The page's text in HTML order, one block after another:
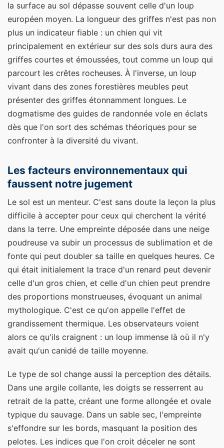
la surface au sol dépasse souvent celle d'un loup
européen moyen. La longueur des griffes n'est pas non
plus un indicateur fiable : un chien qui vit
principalement en extérieur sur des sols durs aura des
griffes courtes et émoussées, tout comme un loup qui
parcourt les crêtes rocheuses. À l'inverse, un loup
vivant dans des zones forestières meubles peut
présenter des griffes étonnamment longues. Le
dogmatisme des guides de randonnée vole en éclats
dès que l'on sort des schémas théoriques pour se
confronter à la diversité du vivant.
Les facteurs environnementaux qui
faussent notre jugement
Le sol est un menteur. C'est sans doute la leçon la plus
difficile à accepter pour ceux qui cherchent la vérité
dans la terre. Une empreinte déposée dans une neige
poudreuse va subir un processus de sublimation et de
fonte qui peut doubler sa taille en quelques heures. Ce
qui était initialement la trace d'un renard peut devenir
celle d'un gros chien, et celle d'un chien peut prendre
des proportions monstrueuses, évoquant un animal
mythologique. C'est ce qu'on appelle l'effet de
grandissement thermique. Les observateurs voient
alors ce qu'ils craignent : un loup immense là où il n'y
avait qu'un canidé de taille moyenne.
Le type de sol change aussi la perception des détails.
Dans une argile collante, les doigts se resserrent au
retrait de la patte, créant une forme allongée et ovale
typique du sauvage. Dans un sable sec, l'empreinte
s'effondre sur les bords, masquant la position des
pelotes. Les indices que l'on croit déceler ne sont